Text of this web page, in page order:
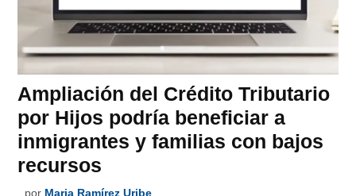
Ampliación del Crédito Tributario
por Hijos podría beneficiar a
inmigrantes y familias con bajos
recursos
por Maria Ramírez Uribe